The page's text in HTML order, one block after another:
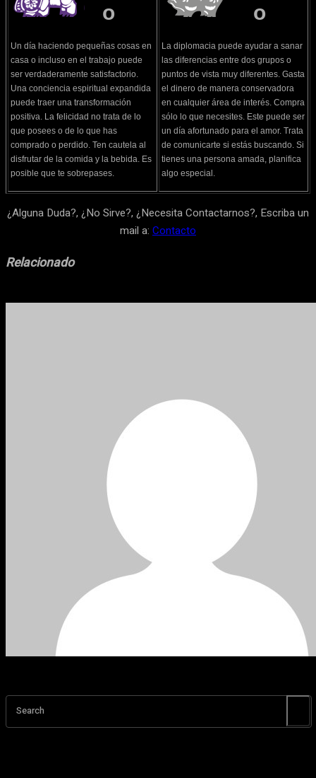
o
Un día haciendo pequeñas cosas en
casa o incluso en el trabajo puede
ser verdaderamente satisfactorio.
Una conciencia espiritual expandida
puede traer una transformación
positiva. La felicidad no trata de lo
que posees o de lo que has
comprado o perdido. Ten cautela al
disfrutar de la comida y la bebida. Es
posible que te sobrepases.
o
La diplomacia puede ayudar a sanar
las diferencias entre dos grupos o
puntos de vista muy diferentes. Gasta
el dinero de manera conservadora
en cualquier área de interés. Compra
sólo lo que necesites. Este puede ser
un día afortunado para el amor. Trata
de comunicarte si estás buscando. Si
tienes una persona amada, planifica
algo especial.
¿Alguna Duda?, ¿No Sirve?, ¿Necesita Contactarnos?, Escriba un
mail a: Contacto
Relacionado
Search